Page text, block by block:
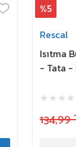
%5
Rescal
Isıtma
- Tata -
134,99